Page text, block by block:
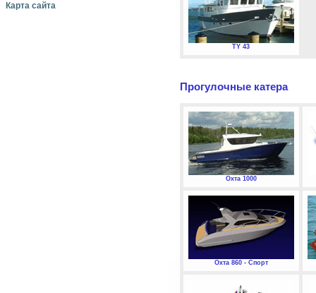
Карта сайта
TY 43
Прогулочные катера
Охта 1000
Охта 860 - Спорт